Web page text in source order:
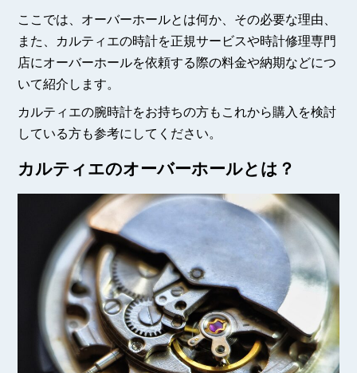
ここでは、オーバーホールとは何か、その必要な理由、
また、カルティエの時計を正規サービスや時計修理専門
店にオーバーホールを依頼する際の料金や納期などにつ
いて紹介します。
カルティエの腕時計をお持ちの方もこれから購入を検討
している方も参考にしてください。
カルティエのオーバーホールとは？